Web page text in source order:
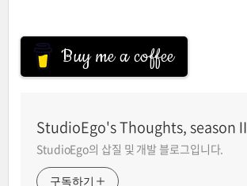
Buy me a coffee
StudioEgo's Thoughts, seasonⅡ
StudioEgo의 삽질 및 개발 블로그입니다.
구독하기